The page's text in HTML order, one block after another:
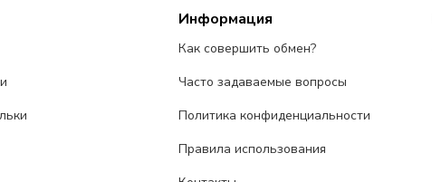
Информация
Как совершить обмен?
Часто задаваемые вопросы
Политика конфиденциальности
Правила использования